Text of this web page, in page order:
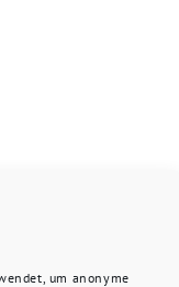
um anonyme